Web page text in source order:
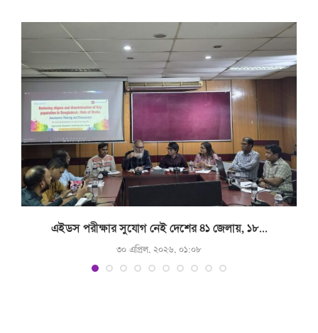
এইডস পরীক্ষার সুযোগ নেই দেশের ৪১ জেলায়, ১৮...
৩০ এপ্রিল, ২০২৬, ০১:০৮